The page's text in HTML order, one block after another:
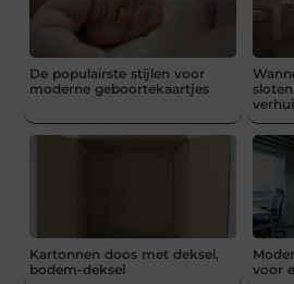
De populairste stijlen voor
moderne geboortekaartjes
Kartonnen doos met deksel,
bodem-deksel
voor